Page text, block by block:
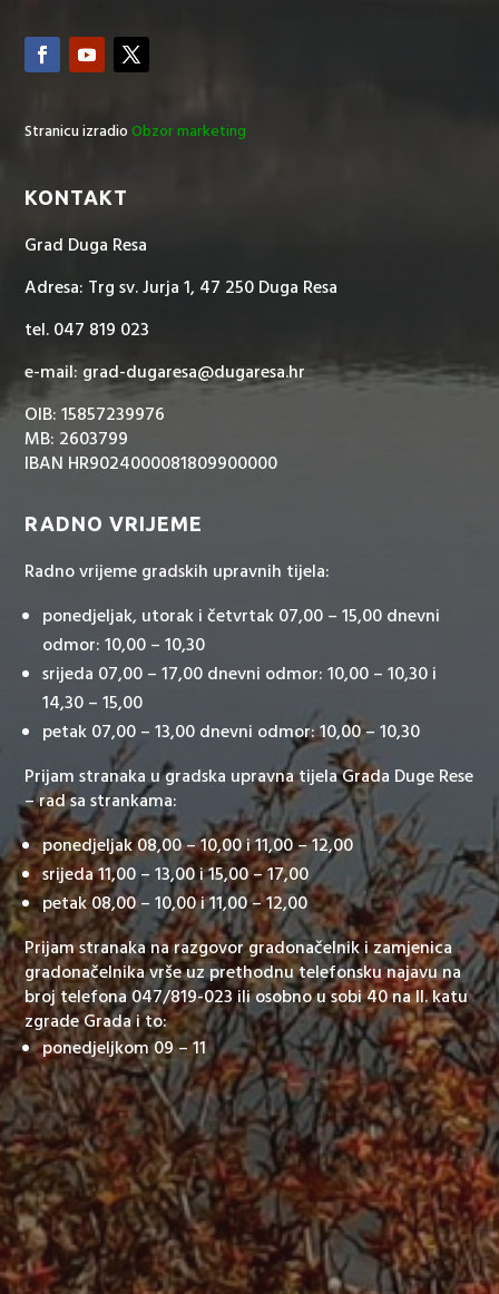
Stranicu izradioObzor marketing
KONTAKT
Grad Duga Resa
Adresa: Trg sv. Jurja 1, 47 250 Duga Resa
tel. 047 819 023
e-mail: grad-dugaresa@dugaresa.hr
OIB: 15857239976
MB: 2603799
IBAN HR9024000081809900000
RADNO VRIJEME
Radno vrijeme gradskih upravnih tijela:
ponedjeljak, utorak i četvrtak 07,00 – 15,00 dnevni
odmor: 10,00 – 10,30
srijeda 07,00 – 17,00 dnevni odmor: 10,00 – 10,30 i
14,30 – 15,00
petak 07,00 – 13,00 dnevni odmor: 10,00 – 10,30
Prijam stranaka u gradska upravna tijela Grada Duge Rese
– rad sa strankama:
ponedjeljak 08,00 – 10,00 i 11,00 – 12,00
srijeda 11,00 – 13,00 i 15,00 – 17,00
petak 08,00 – 10,00 i 11,00 – 12,00
Prijam stranaka na razgovor gradonačelnik i zamjenica
gradonačelnika vrše uz prethodnu telefonsku najavu na
broj telefona 047/819-023 ili osobno u sobi 40 na II. katu
zgrade Grada i to:
ponedjeljkom 09 – 11